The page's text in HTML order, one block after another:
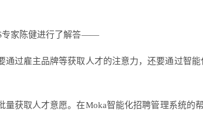
专家陈健进行了解答——
过雇主品牌等获取人才的注意力，还要通过智
获取人才意愿。在Moka智能化招聘管理系统的